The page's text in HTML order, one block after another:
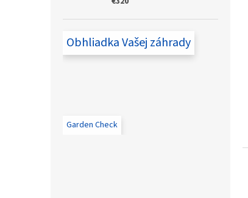
Obhliadka Vašej záhrady
Garden Check